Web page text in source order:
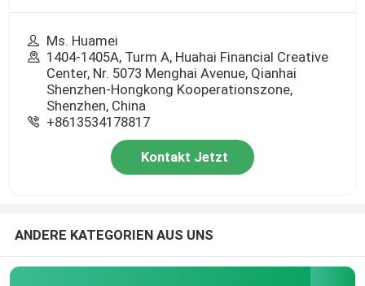
Ms. Huamei
1404-1405A, Turm A, Huahai Financial Creative
Center, Nr. 5073 Menghai Avenue, Qianhai
Shenzhen-Hongkong Kooperationszone,
Shenzhen, China
+8613534178817
Kontakt Jetzt
ANDERE KATEGORIEN AUS UNS